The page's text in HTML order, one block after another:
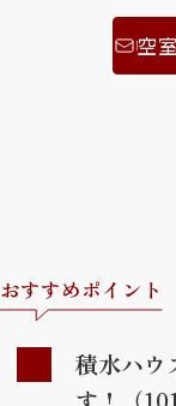
自立型サービス
空
おすすめポイント
積水ハウ